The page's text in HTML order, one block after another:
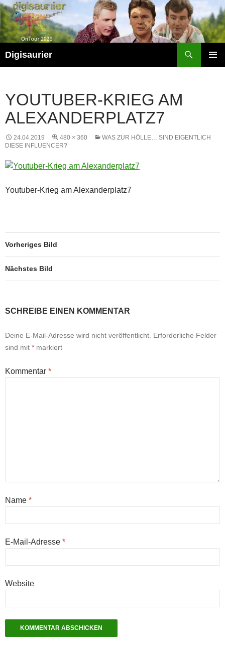
Zum
Inhalt
springen
Digisaurier
YOUTUBER-KRIEG AM
ALEXANDERPLATZ7
24.04.2019 480 × 360
WAS ZUR HÖLLE… SIND EIGENTLICH
DIESE INFLUENCER?
Youtuber-Krieg am Alexanderplatz7
Vorheriges Bild
Nächstes Bild
SCHREIBE EINEN KOMMENTAR
Deine E-Mail-Adresse wird nicht veröffentlicht. Erforderliche Felder
sind mit * markiert
Kommentar *
Name *
E-Mail-Adresse *
Website